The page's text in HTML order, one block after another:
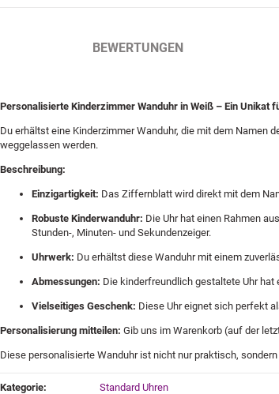
BEWERTUNGEN
Personalisierte Kinderzimmer Wanduhr in Weiß – Ein Unikat
Du erhältst eine Kinderzimmer Wanduhr, die mit dem Namen
weggelassen werden.
Beschreibung:
Einzigartigkeit: Das Ziffernblatt wird direkt mit dem
Robuste Kinderwanduhr: Die Uhr hat einen Rahmen
Stunden-, Minuten- und Sekundenzeiger.
Uhrwerk: Du erhältst diese Wanduhr mit einem
Abmessungen: Die kinderfreundlich gestaltete Uhr hat
Vielseitiges Geschenk: Diese Uhr eignet sich perfekt
Personalisierung mitteilen: Gib uns im Warenkorb (auf der
Diese personalisierte Wanduhr ist nicht nur praktisch,
Produkteigenschaft
Wert
Kategorie: Standard Uhren